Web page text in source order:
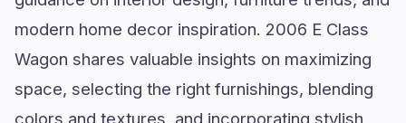
modern home decor inspiration. 2006 E Class
Wagon shares valuable insights on maximizing
space, selecting the right furnishings, blending
colors and textures, and incorporating stylish